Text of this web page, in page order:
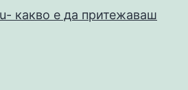
какво е да притежаваш